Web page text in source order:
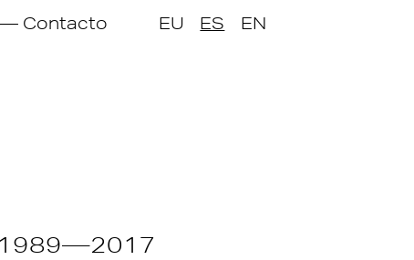
Contacto EU ES EN
1989—2017